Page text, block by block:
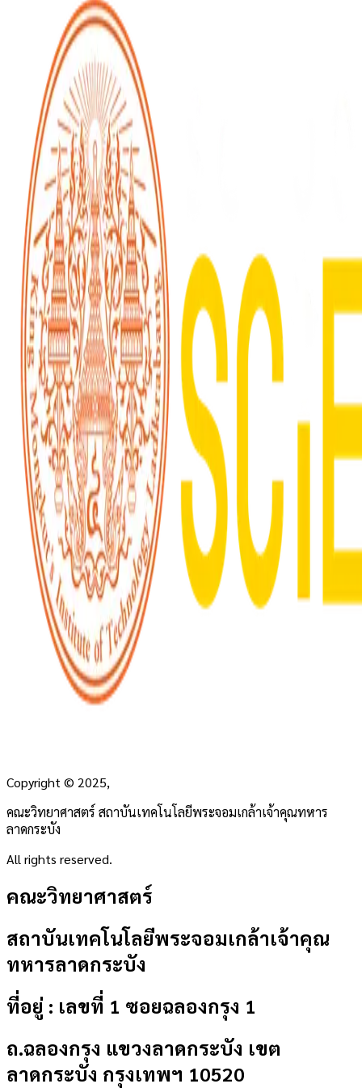
Copyright © 2025,
คณะวิทยาศาสตร์ สถาบันเทคโนโลยีพระจอมเกล้าเจ้าคุณทหาร
ลาดกระบัง
All rights reserved.
คณะวิทยาศาสตร์
สถาบันเทคโนโลยีพระจอมเกล้าเจ้าคุณ
ทหารลาดกระบัง
ที่อยู่ : เลขที่ 1 ซอยฉลองกรุง 1
ถ.ฉลองกรุง แขวงลาดกระบัง เขต
ลาดกระบัง กรุงเทพฯ 10520